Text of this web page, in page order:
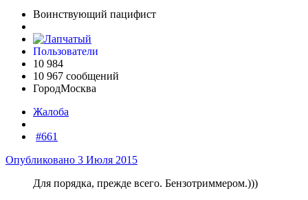
Воинствующий пацифист
Пользователи
10 984
10 967 сообщений
ГородМосква
Жалоба
#661
Опубликовано 3 Июля 2015
Для порядка, прежде всего. Бензотриммером.)))